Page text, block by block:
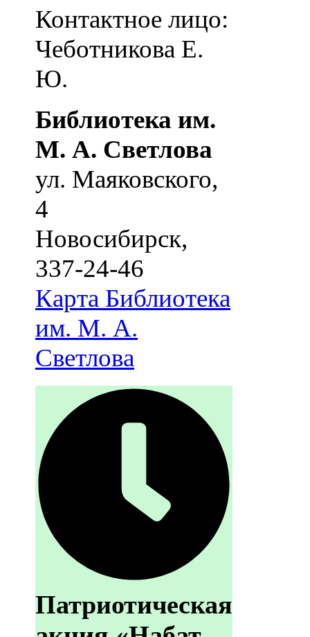
Контактное лицо:
Чеботникова Е.
Ю.
Библиотека им.
М. А. Светлова
ул. Маяковского,
4
Новосибирск,
337-24-46
Карта Библиотека
им. М. А.
Светлова
Патриотическая